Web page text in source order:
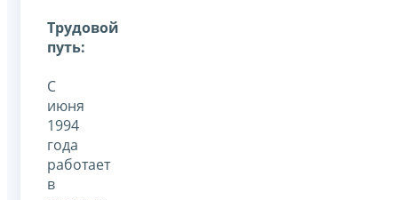
Трудовой
путь:
С
июня
1994
года
работает
в